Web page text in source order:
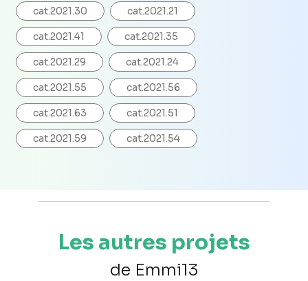
cat.2021.30 cat.2021.21
cat.2021.41 cat.2021.35
cat.2021.29 cat.2021.24
cat.2021.55 cat.2021.56
cat.2021.63 cat.2021.51
cat.2021.59 cat.2021.54
Les autres projets
de Emmi13